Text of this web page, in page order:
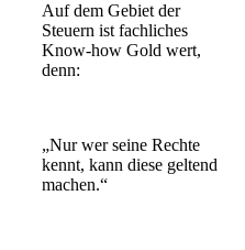
Auf dem Gebiet der
Steuern ist fachliches
Know-how Gold wert,
denn:
„Nur wer seine Rechte
kennt, kann diese geltend
machen.“